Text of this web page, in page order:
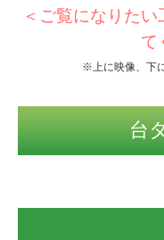
＜ご覧になりた
て
※上に映像、下
台